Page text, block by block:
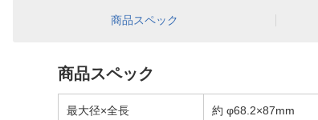
商品スペック
商品スペック
最大径×全長 約 φ68.2×87mm